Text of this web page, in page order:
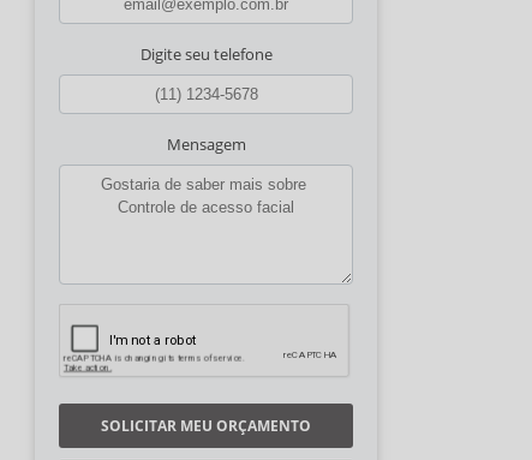
Digite seu telefone
Mensagem
SOLICITAR MEU ORÇAMENTO